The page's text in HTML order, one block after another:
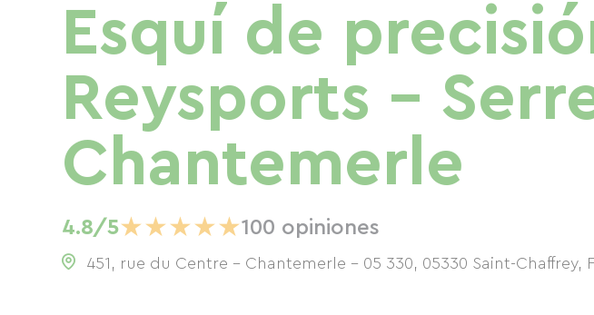
Esquí de
Reysports -
Chantemerle
4.8/5★★★★★100 opiniones
451, rue du Centre - Chantemerle - 05 330, 05330 Saint-Chaffrey,